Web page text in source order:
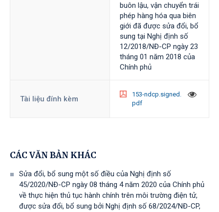
buôn lậu, vận chuyển trái
phép hàng hóa qua biên
giới đã được sửa đổi, bổ
sung tại Nghị định số
12/2018/NĐ-CP ngày 23
tháng 01 năm 2018 của
Chính phủ
Tài liệu đính kèm
153-ndcp.signed.
pdf
CÁC VĂN BẢN KHÁC
Sửa đổi, bổ sung một số điều của Nghị định số
45/2020/NĐ-CP ngày 08 tháng 4 năm 2020 của Chính phủ
về thực hiện thủ tục hành chính trên môi trường điện tử,
được sửa đổi, bổ sung bởi Nghị định số 68/2024/NĐ-CP,